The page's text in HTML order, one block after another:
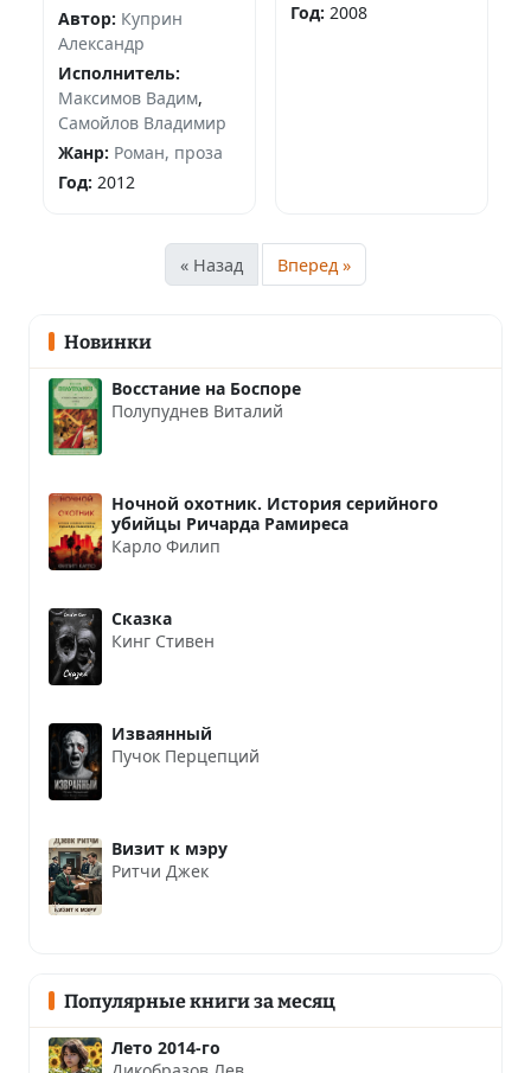
Автор: Куприн
Александр
Исполнитель:
Максимов Вадим,
Самойлов Владимир
Жанр: Роман, проза
Год: 2012
Год: 2008
« Назад Вперед »
Новинки
Восстание на Боспоре
Полупуднев Виталий
Ночной охотник. История серийного
убийцы Ричарда Рамиреса
Карло Филип
Сказка
Кинг Стивен
Изваянный
Пучок Перцепций
Визит к мэру
Ритчи Джек
Популярные книги за месяц
Лето 2014-го